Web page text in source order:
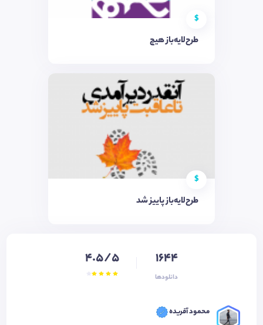
$
طرح‌لایه‌باز هیچ
$
طرح‌لایه‌باز پاییز شد
1644
دانلودها
4.5/5
محمود آفریده